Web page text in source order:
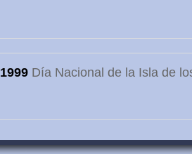
1999Día Nacional de la Isla de